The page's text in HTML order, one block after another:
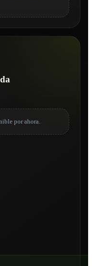
por ahora.